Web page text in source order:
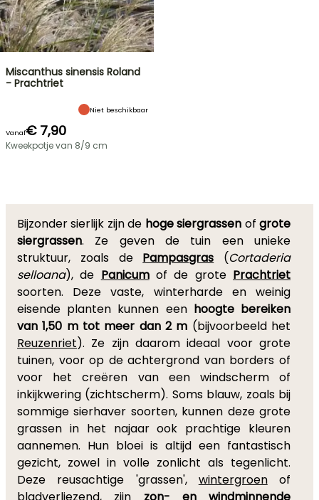
Miscanthus sinensis Roland
- Prachtriet
Niet beschikbaar
Vanaf€ 7,90
Kweekpotje van 8/9 cm
Bijzonder sierlijk zijn de hoge siergrassen ofgrote
siergrassen. Ze geven de tuin een unieke
struktuur, zoals de Pampasgras (Cortaderia
selloana), de Panicumof de grote Prachtriet
soorten. Deze vaste, winterharde en weinig
eisende planten kunnen een hoogte bereiken
van 1,50 m tot meer dan 2 m (bijvoorbeeld het
Reuzenriet). Ze zijn daarom ideaal voor grote
tuinen, voor op de achtergrond van borders of
voor het creëren van een windscherm of
inkijkwering (zichtscherm). Soms blauw, zoals bij
sommige sierhaver soorten, kunnen deze grote
grassen in het najaar ook prachtige kleuren
aannemen. Hun bloei is altijd een fantastisch
gezicht, zowel in volle zonlicht als tegenlicht.
Deze reusachtige 'grassen', wintergroenof